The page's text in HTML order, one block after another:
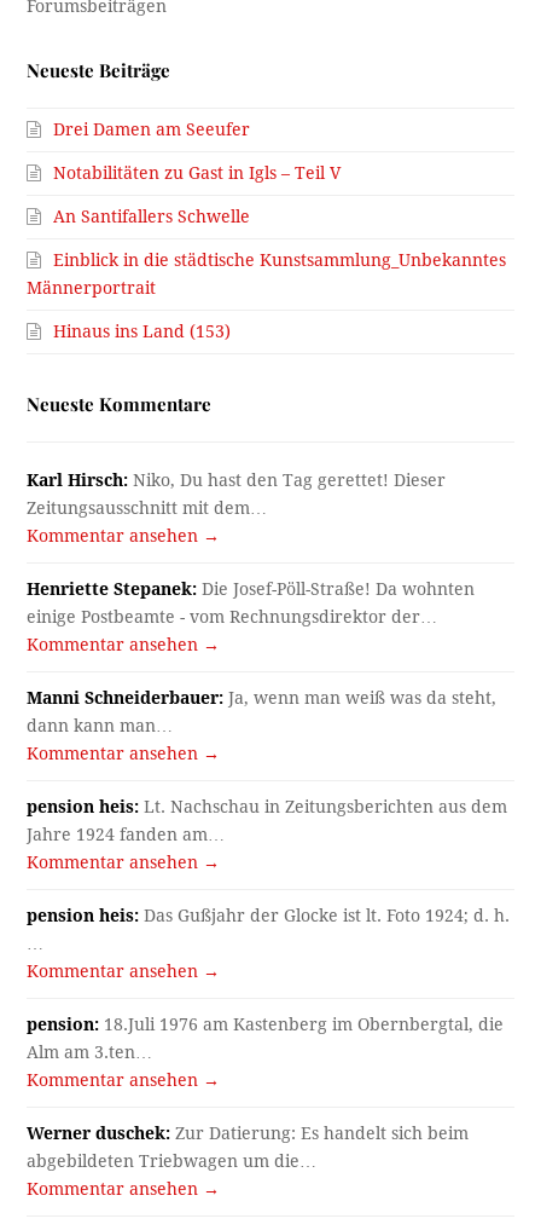
Neueste Beiträge
Drei Damen am Seeufer
Notabilitäten zu Gast in Igls – Teil V
An Santifallers Schwelle
Einblick in die städtische Kunstsammlung_Unbekanntes
Männerportrait
Hinaus ins Land (153)
Neueste Kommentare
Karl Hirsch: Niko, Du hast den Tag gerettet! Dieser
Zeitungsausschnitt mit dem…
Kommentar ansehen →
Henriette Stepanek: Die Josef-Pöll-Straße! Da wohnten
einige Postbeamte - vom Rechnungsdirektor der…
Kommentar ansehen →
Manni Schneiderbauer: Ja, wenn man weiß was da steht,
dann kann man…
Kommentar ansehen →
pension heis: Lt. Nachschau in Zeitungsberichten aus dem
Jahre 1924 fanden am…
Kommentar ansehen →
pension heis: Das Gußjahr der Glocke ist lt. Foto 1924; d. h.
Kommentar ansehen →
pension: 18.Juli 1976 am Kastenberg im Obernbergtal, die
Alm am 3.ten…
Kommentar ansehen →
Werner duschek: Zur Datierung: Es handelt sich beim
abgebildeten Triebwagen um die…
Kommentar ansehen →